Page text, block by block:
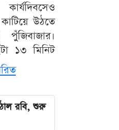
কাটিয়ে উঠতে
পুঁজিবাজার।
১৩ মিনিট
রবি, শুরু